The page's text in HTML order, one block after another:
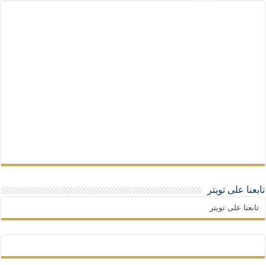
تابعنا على تويتر
تابعنا على تويتر